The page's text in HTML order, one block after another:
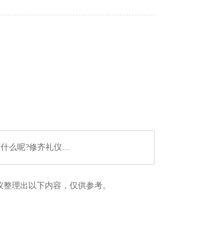
么呢?修齐礼仪…
理出以下内容，仅供参考。